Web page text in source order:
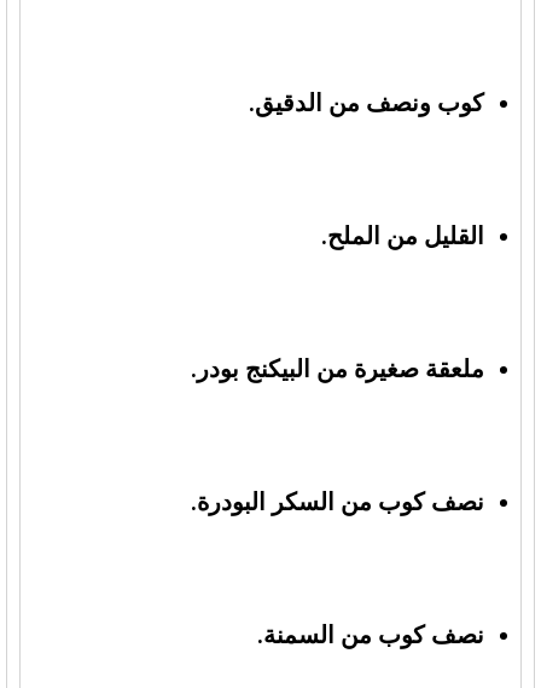
كوب ونصف من الدقيق.
القليل من الملح.
ملعقة صغيرة من البيكنج بودر.
نصف كوب من السكر البودرة.
نصف كوب من السمنة.